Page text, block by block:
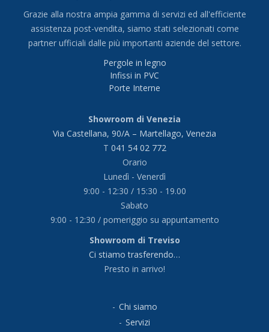
Grazie alla nostra ampia gamma di servizi ed all'efficiente
assistenza post-vendita, siamo stati selezionati come
partner ufficiali dalle più importanti aziende del settore.
Pergole in legno
Infissi in PVC
Porte Interne
Showroom di Venezia
Via Castellana, 90/A – Martellago, Venezia
T 041 54 02 772
Orario
Lunedì - Venerdì
9:00 - 12:30 / 15:30 - 19.00
Sabato
9:00 - 12:30 / pomeriggio su appuntamento
Showroom di Treviso
Ci stiamo trasferendo…
Presto in arrivo!
Chi siamo
Servizi